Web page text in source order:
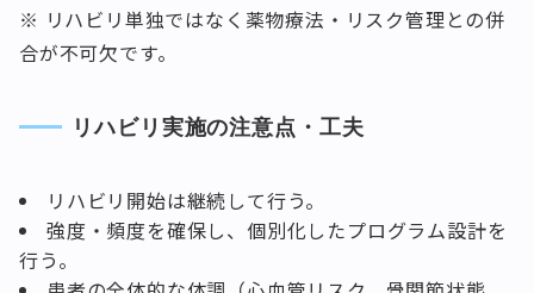
※ リハビリ単独ではなく薬物療法・リスク管理との併
合が不可欠です。
リハビリ実施の注意点・工夫
リハビリ開始は継続して行う。
強度・頻度を確保し、個別化したプログラム設計を
行う。